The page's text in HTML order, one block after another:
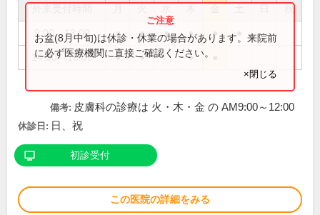
祝
9:00～13:00 ● ● ● ● ●
14:00～18:00 ● ● ●
お盆(8月中旬)は休診・休業の場合があります。来院前
に必ず医療機関に直接ご確認ください。
×閉じる
備考: 皮膚科の診療は 火・木・金 の AM9:00～12:00
休診日: 日、祝
初診受付
この医院の詳細をみる